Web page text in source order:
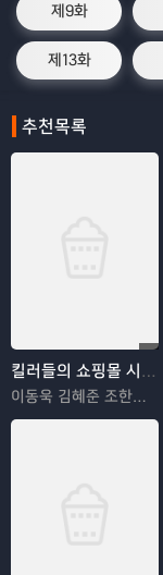
제9화
제13화
추천목록
킬러들의 쇼핑몰 시즌2
이동욱 김혜준 조한선 김해나